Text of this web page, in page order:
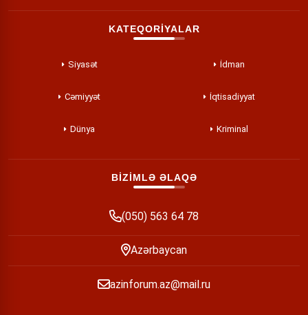
KATEQORİYALAR
Siyasət İdman
Cəmiyyət İqtisadiyyat
Dünya Kriminal
BİZİMLƏ ƏLAQƏ
(050) 563 64 78
Azərbaycan
azinforum.az@mail.ru